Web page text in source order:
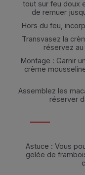
tout sur feu doux
de remuer
Hors du feu,
Transvasez la
réservez au
Montage : Garnir
crème
Assemblez les
réserver
Astuce : Vous
gelée de